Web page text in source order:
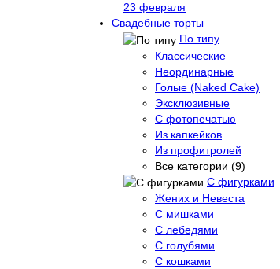
23 февраля
Свадебные торты
По типу
Классические
Неординарные
Голые (Naked Cake)
Эксклюзивные
С фотопечатью
Из капкейков
Из профитролей
Все категории (9)
С фигурками
Жених и Невеста
С мишками
С лебедями
С голубями
С кошками